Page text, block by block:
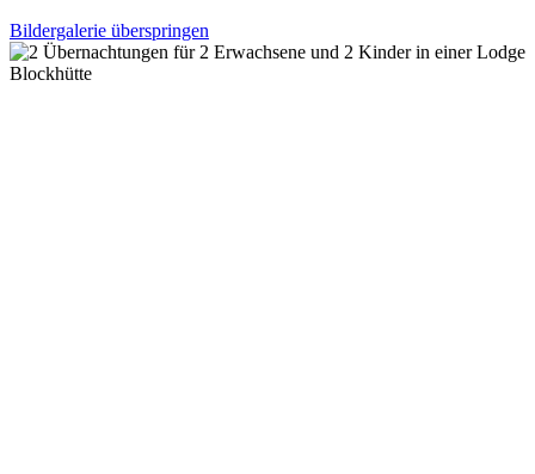
Bildergalerie überspringen